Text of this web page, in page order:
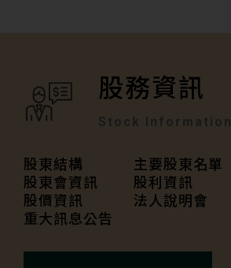
股務資訊
Stock Information
股東結構
主要股東名單
股東會資訊
股利資訊
股價資訊
法人說明會
重大訊息公告